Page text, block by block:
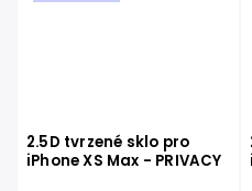
2.5D tvrzené sklo pro
iPhone XS Max - PRIVACY